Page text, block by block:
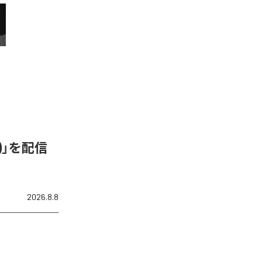
を配信
2026.8.8